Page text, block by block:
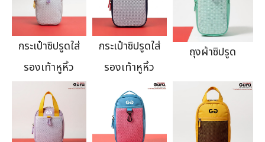
กระเป๋าซิปรูดใส่
รองเท้าหูหิ้ว
กระเป๋าซิปรูดใส่
รองเท้าหูหิ้ว
ถุงผ้าซิปรูด